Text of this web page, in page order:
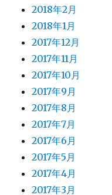
2018年2月
2018年1月
2017年12月
2017年11月
2017年10月
2017年9月
2017年8月
2017年7月
2017年6月
2017年5月
2017年4月
2017年3月